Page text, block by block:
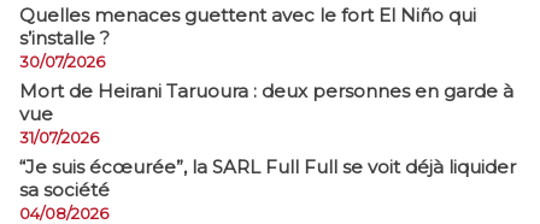
Quelles menaces guettent avec le fort El Niño qui
s’installe ?
30/07/2026
Mort de Heirani Taruoura : deux personnes en garde à
vue
31/07/2026
​“Je suis écœurée”, la SARL Full Full se voit déjà liquider
sa société
04/08/2026